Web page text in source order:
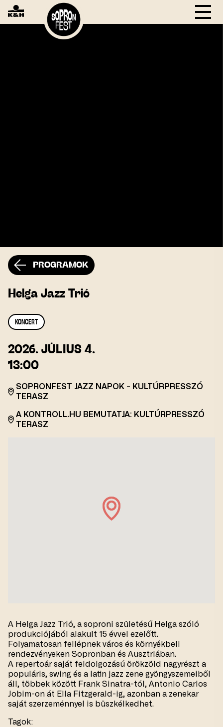
PROGRAMOK
Helga Jazz Trió
KONCERT
2026. JÚLIUS 4.
13:00
SOPRONFEST JAZZ NAPOK - KULTÚRPRESSZÓ
TERASZ
A KONTROLL.HU BEMUTATJA: KULTÚRPRESSZÓ
TERASZ
A Helga Jazz Trió, a soproni születésű Helga szóló
produkciójából alakult 15 évvel ezelőtt.
Folyamatosan fellépnek város és környékbeli
rendezvényeken Sopronban és Ausztriában.
A repertoár saját feldolgozású örökzöld nagyrészt a
populáris, swing és a latin jazz zene gyöngyszemeiből
áll, többek között Frank Sinatra-tól, Antonio Carlos
Jobim-on át Ella Fitzgerald-ig, azonban a zenekar
saját szerzeménnyel is büszkélkedhet.
Tagok: